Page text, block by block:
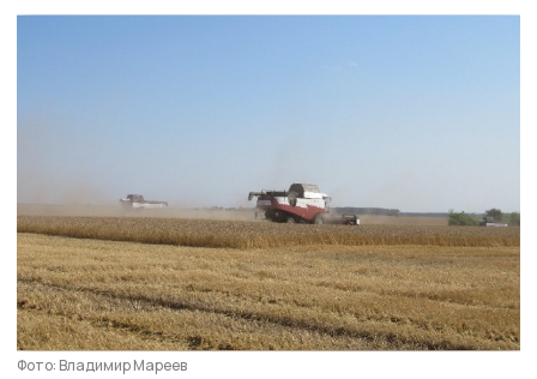
Фото: Владимир Мареев